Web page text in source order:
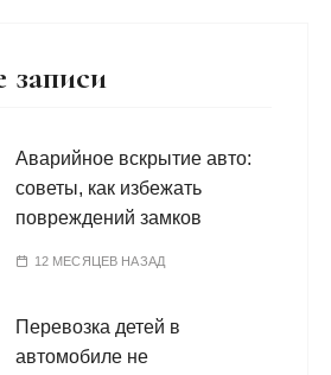
записи
Аварийное вскрытие авто:
советы, как избежать
повреждений замков
12 МЕСЯЦЕВ НАЗАД
Перевозка детей в
автомобиле не